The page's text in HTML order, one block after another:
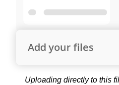
Add your files
Uploading directly to this